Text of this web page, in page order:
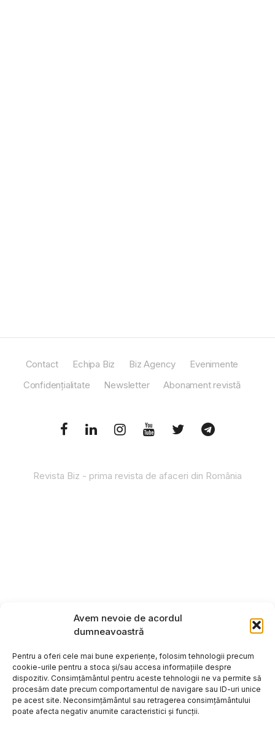
Avem nevoie de acordul
dumneavoastră
Pentru a oferi cele mai bune experiențe, folosim tehnologii precum
cookie-urile pentru a stoca și/sau accesa informațiile despre
dispozitiv. Consimțământul pentru aceste tehnologii ne va permite să
procesăm date precum comportamentul de navigare sau ID-uri unice
pe acest site. Neconsimțământul sau retragerea consimțământului
poate afecta negativ anumite caracteristici și funcții.
Contact Echipa Biz Biz Agency
Evenimente
Confidențialitate
Newsletter Abonament revistă
Revista Biz - prima revista de afaceri din România